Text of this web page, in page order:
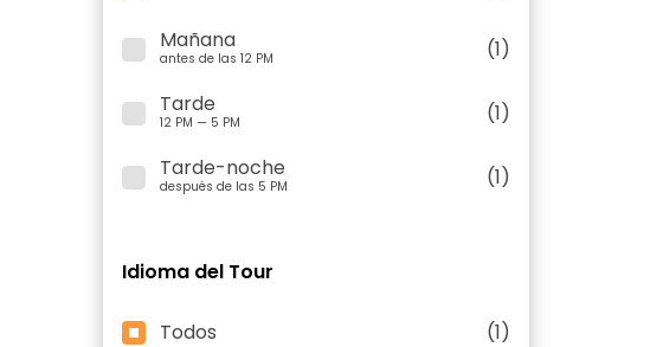
Mañana
antes de las 12 PM
(1)
Tarde
12 PM — 5 PM
(1)
Tarde-noche
después de las 5 PM (1)
Idioma del Tour
Todos (1)